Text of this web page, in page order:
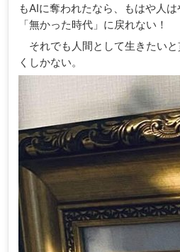
もAIに奪われたなら、もはや人は
「無かった時代」に戻れない！
それでも人間として生きたい
くしかない。